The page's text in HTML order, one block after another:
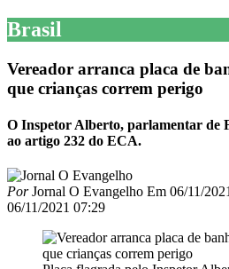
Brasil
Vereador arranca placa de
que crianças correm perigo
O Inspetor Alberto, parlamentar de
ao artigo 232 do ECA.
PorJornal O Evangelho Em 06/11/
06/11/2021 07:29